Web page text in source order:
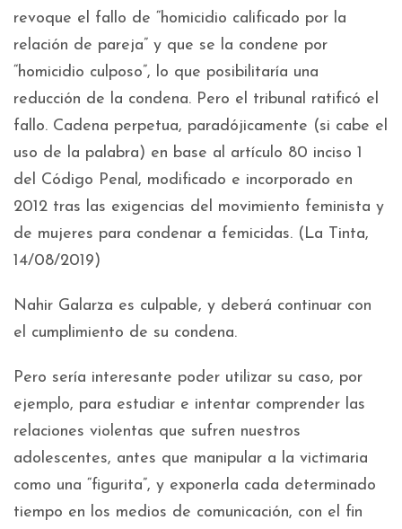
revoque el fallo de “homicidio calificado por la
relación de pareja” y que se la condene por
“homicidio culposo”, lo que posibilitaría una
reducción de la condena. Pero el tribunal ratificó el
fallo. Cadena perpetua, paradójicamente (si cabe el
uso de la palabra) en base al artículo 80 inciso 1
del Código Penal, modificado e incorporado en
2012 tras las exigencias del movimiento feminista y
de mujeres para condenar a femicidas. (La Tinta,
14/08/2019)
Nahir Galarza es culpable, y deberá continuar con
el cumplimiento de su condena.
Pero sería interesante poder utilizar su caso, por
ejemplo, para estudiar e intentar comprender las
relaciones violentas que sufren nuestros
adolescentes, antes que manipular a la victimaria
como una “figurita”, y exponerla cada determinado
tiempo en los medios de comunicación, con el fin